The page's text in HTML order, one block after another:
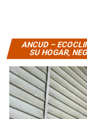
ANCUD –
SU HOGAR,